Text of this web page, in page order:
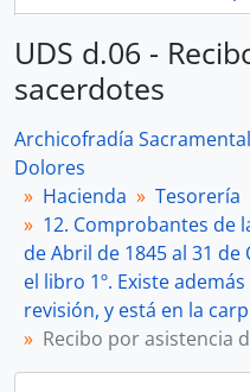
37 más...
UDS d.06 -
sacerdotes
Archicofradía
Dolores
Hacienda
Tesorería
12. Comprobantes de
de Abril de 1845 al 31
el libro 1º. Existe
revisión, y está en la
Recibo por asistencia